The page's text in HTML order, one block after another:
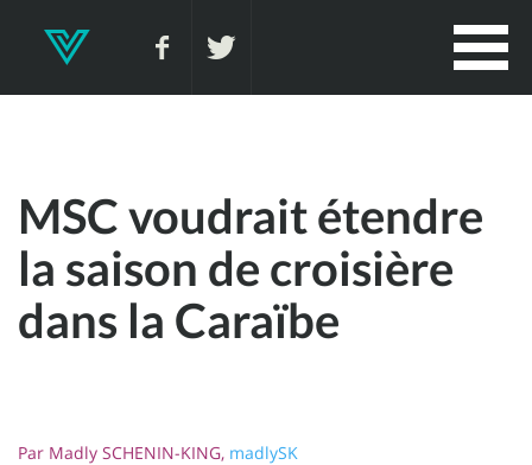
MSC voudrait étendre
la saison de croisière
dans la Caraïbe
Par Madly SCHENIN-KING, madlySK